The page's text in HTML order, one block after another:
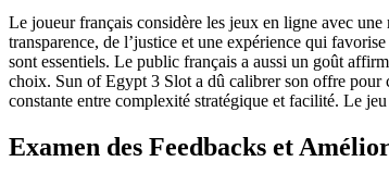
Le joueur français considère les jeux en ligne avec
transparence, de l’justice et une expérience qui
sont essentiels. Le public français a aussi un goût
choix. Sun of Egypt 3 Slot a dû calibrer son offre pour
constante entre complexité stratégique et facilité. Le
Examen des Feedbacks et